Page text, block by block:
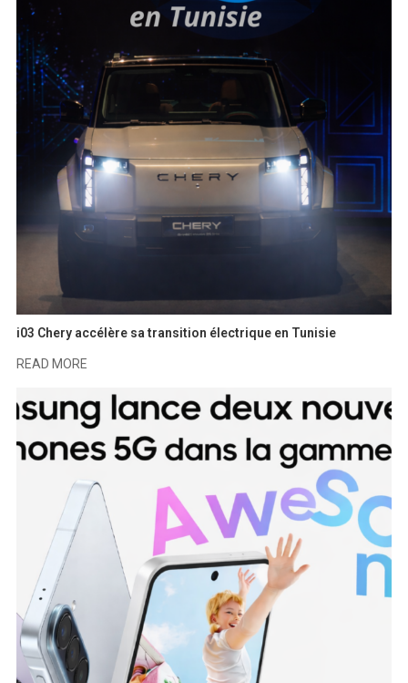
i03 Chery accélère sa transition électrique en Tunisie
READ MORE